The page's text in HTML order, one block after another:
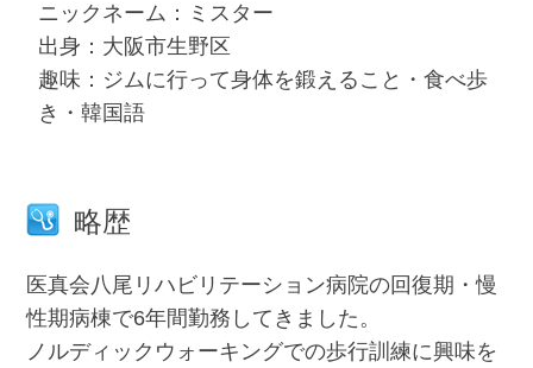
ニックネーム：ミスター
出身：大阪市生野区
趣味：ジムに行って身体を鍛えること・食べ歩
き・韓国語
略歴
医真会八尾リハビリテーション病院の回復期・慢
性期病棟で6年間勤務してきました。
ノルディックウォーキングでの歩行訓練に興味を